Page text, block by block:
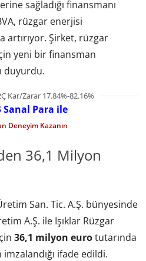
sağladığı finansmanı
rüzgar enerjisi
artırıyor. Şirket, rüzgar
yeni bir finansman
duyurdu.
Kar/Zarar 17.84%-82.16%
Sanal Para ile
Deneyim Kazanın
36,1 Milyon
San. Tic. A.Ş. bünyesinde
A.Ş. ile Işıklar Rüzgar
36,1 milyon eurotutarında
ifade edildi.